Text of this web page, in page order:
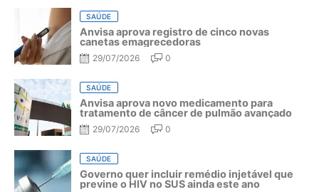
SAÚDE
Anvisa aprova registro de cinco novas
canetas emagrecedoras
29/07/2026 0
SAÚDE
Anvisa aprova novo medicamento para
tratamento de câncer de pulmão avançado
29/07/2026 0
SAÚDE
Governo quer incluir remédio injetável que
previne o HIV no SUS ainda este ano